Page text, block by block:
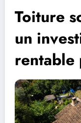
Toiture
un
rentable